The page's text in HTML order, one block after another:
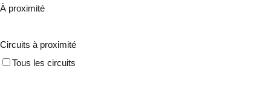
À proximité
Circuits à proximité
Tous les circuits